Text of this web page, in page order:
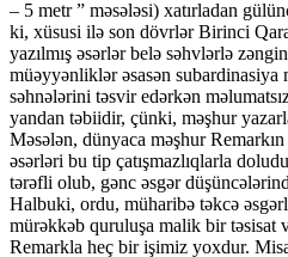
– 5 metr ” məsələsi) xatırladan
ki, xüsusi ilə son dövrlər Birinci
yazılmış əsərlər belə səhvlərlə
müəyyənliklər əsasən subardinasiya
səhnələrini təsvir edərkən
yandan təbiidir, çünki, məşhur
Məsələn, dünyaca məşhur
əsərləri bu tip çatışmazlıqlarla
tərəfli olub, gənc əsgər
Halbuki, ordu, müharibə təkcə
mürəkkəb quruluşa malik bir təsisat
Remarkla heç bir işimiz yoxdur.